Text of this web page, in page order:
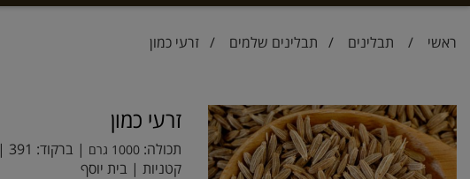
ראשי / תבלינים / תבלינים שלמים / זרעי כמון
זרעי כמון
תכולה:1000 גרם | ברקוד: 391
קטניות | בית יוסף